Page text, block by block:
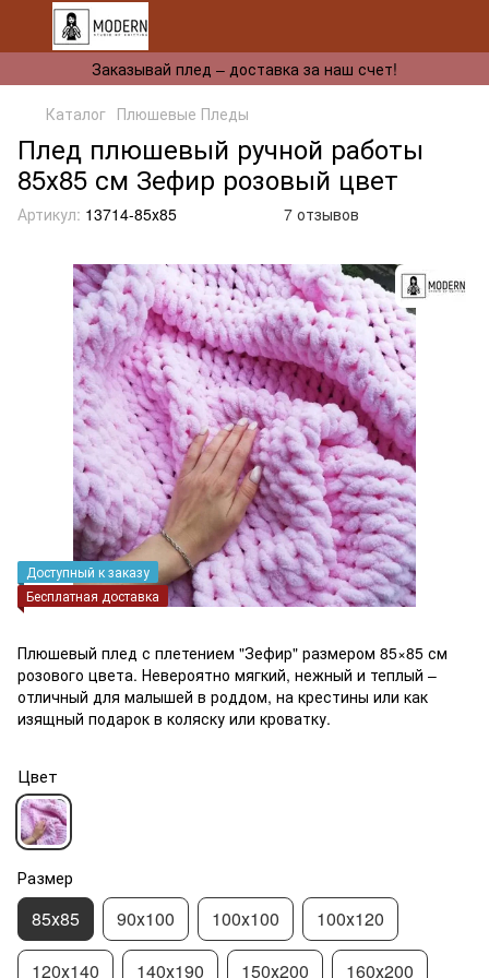
Заказывай плед – доставка за наш счет!
Каталог Плюшевые Пледы
Плед плюшевый ручной работы
85х85 см Зефир розовый цвет
Артикул: 13714-85х85 7 отзывов
Доступный к заказу
Бесплатная доставка
Плюшевый плед с плетением "Зефир" размером 85×85 см
розового цвета. Невероятно мягкий, нежный и теплый –
отличный для малышей в роддом, на крестины или как
изящный подарок в коляску или кроватку.
Цвет
Размер
85х85 90х100 100х100 100х120
120х140 140х190 150х200 160х200